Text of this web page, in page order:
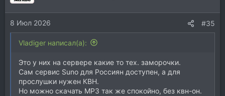
8 Июл 2026 #35
Vladiger написал(а):
Это у них на сервере какие то тех. заморочки.
Сам сервис Suno для Россиян доступен, а для
прослушки нужен КВН.
Но можно скачать MP3 так же спокойно, без квн-он.